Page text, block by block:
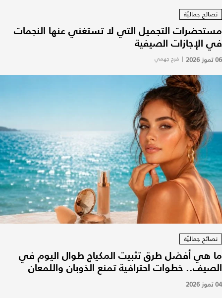
نصائح جماليّة
مستحضرات التجميل التي لا تستغني عنها النجمات
في الإجازات الصيفية
06 تموز 2026 | فرح جهمي
نصائح جماليّة
ما هي أفضل طرق تثبيت المكياج طوال اليوم في
الصيف.. خطوات احترافية تمنع الذوبان واللمعان
04 تموز 2026